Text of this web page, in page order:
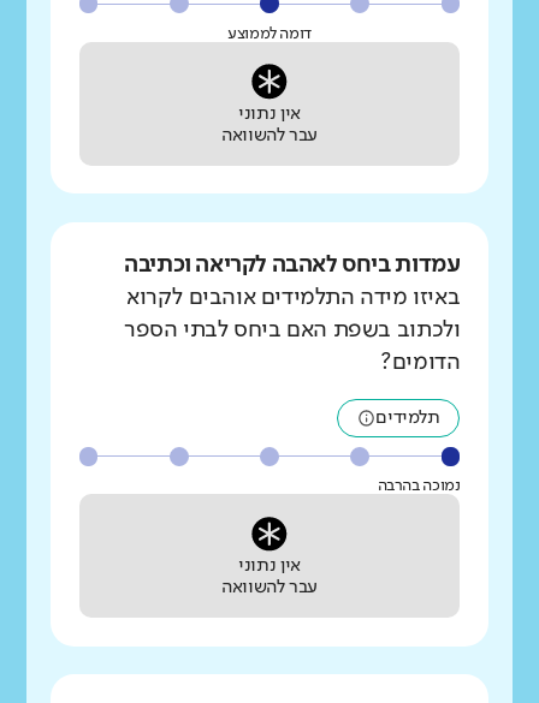
דומה לממוצע
אין נתוני
עבר להשוואה
עמדות ביחס לאהבה לקריאה וכתיבה
באיזו מידה התלמידים אוהבים לקרוא
ולכתוב בשפת האם ביחס לבתי הספר
הדומים?
תלמידים
נמוכה בהרבה
אין נתוני
עבר להשוואה